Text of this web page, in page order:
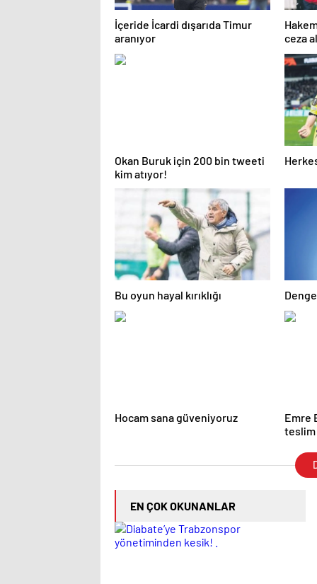
İçeride İcardi dışarıda Timur
aranıyor
ceza
Okan Buruk için 200 bin tweeti
kim atıyor!
Bu oyun hayal kırıklığı
Hocam sana güveniyoruz
Emre
EN ÇOK OKUNANLAR